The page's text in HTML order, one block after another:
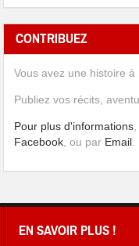
CONTRIBUEZ
Vous avez une histoire
Publiez vos récits,
Pour plus d'informations
Facebook, ou par Email.
EN SAVOIR PLUS !